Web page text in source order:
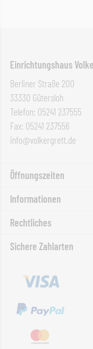
Einrichtungshaus
Berliner Straße 200
33330 Gütersloh
Telefon: 05241 237555
Fax: 05241 237556
info@volkergrett.de
Öffnungszeiten
Informationen
Rechtliches
Sichere Zahlarten